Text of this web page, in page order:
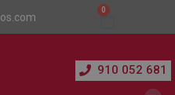
910 052 681